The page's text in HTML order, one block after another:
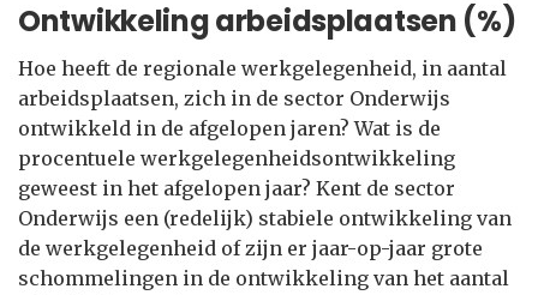
Ontwikkeling arbeidsplaatsen (%)
Hoe heeft de regionale werkgelegenheid, in aantal
arbeidsplaatsen, zich in de sector Onderwijs
ontwikkeld in de afgelopen jaren? Wat is de
procentuele werkgelegenheidsontwikkeling
geweest in het afgelopen jaar? Kent de sector
Onderwijs een (redelijk) stabiele ontwikkeling van
de werkgelegenheid of zijn er jaar-op-jaar grote
schommelingen in de ontwikkeling van het aantal